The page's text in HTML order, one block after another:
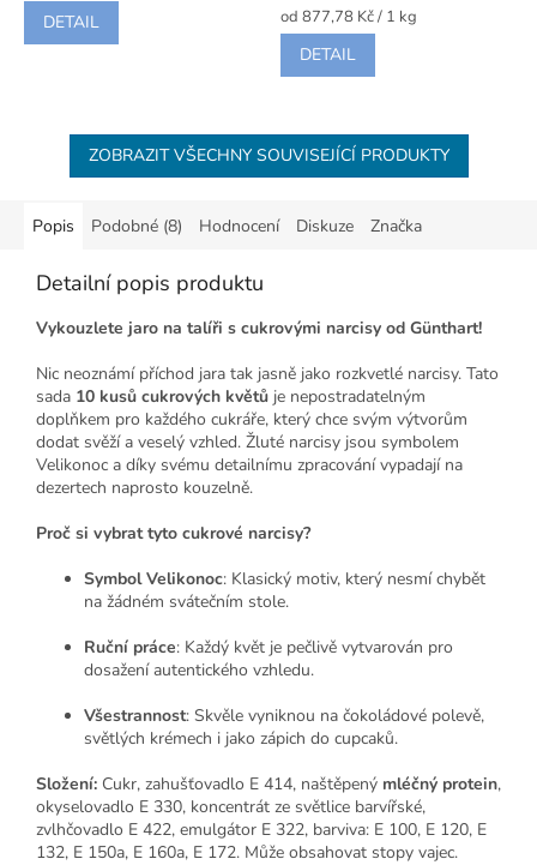
DETAIL
Měrná
cena:
od 877,78 Kč / 1 kg
DETAIL
ZOBRAZIT VŠECHNY SOUVISEJÍCÍ PRODUKTY
Popis Podobné (8) Hodnocení Diskuze Značka
Detailní popis produktu
Vykouzlete jaro na talíři s cukrovými narcisy od Günthart!
Nic neoznámí příchod jara tak jasně jako rozkvetlé narcisy. Tato
sada 10 kusů cukrových květů je nepostradatelným
doplňkem pro každého cukráře, který chce svým výtvorům
dodat svěží a veselý vzhled. Žluté narcisy jsou symbolem
Velikonoc a díky svému detailnímu zpracování vypadají na
dezertech naprosto kouzelně.
Proč si vybrat tyto cukrové narcisy?
Symbol Velikonoc: Klasický motiv, který nesmí chybět
na žádném svátečním stole.
Ruční práce: Každý květ je pečlivě vytvarován pro
dosažení autentického vzhledu.
Všestrannost: Skvěle vyniknou na čokoládové polevě,
světlých krémech i jako zápich do cupcaků.
Složení: Cukr, zahušťovadlo E 414, naštěpený mléčný protein,
okyselovadlo E 330, koncentrát ze světlice barvířské,
zvlhčovadlo E 422, emulgátor E 322, barviva: E 100, E 120, E
132, E 150a, E 160a, E 172. Může obsahovat stopy vajec.